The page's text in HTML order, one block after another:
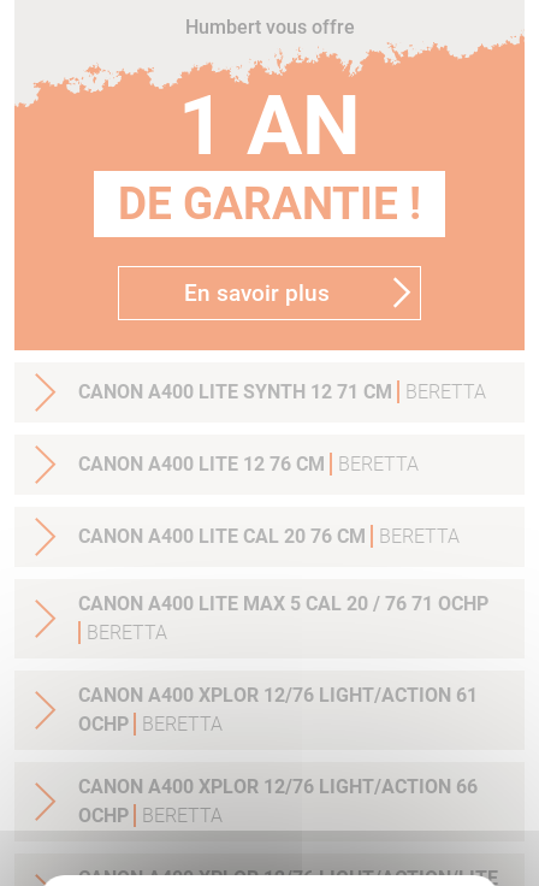
Humbert vous offre
1 AN
DE GARANTIE !
En savoir plus
CANON A400 LITE SYNTH 12 71 CM BERETTA
CANON A400 LITE 12 76 CM BERETTA
CANON A400 LITE CAL 20 76 CM BERETTA
CANON A400 LITE MAX 5 CAL 20 / 76 71 OCHP
BERETTA
CANON A400 XPLOR 12/76 LIGHT/ACTION 61
OCHP
BERETTA
CANON A400 XPLOR 12/76 LIGHT/ACTION 66
OCHP
BERETTA
CANON A400 XPLOR 12/76 LIGHT/ACTION/LITE